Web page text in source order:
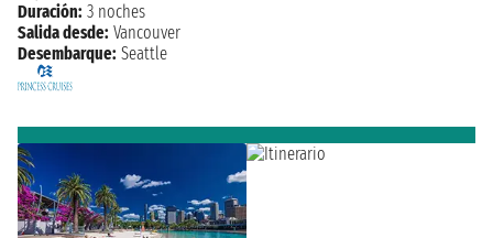
Duración: 3 noches
Salida desde: Vancouver
Desembarque: Seattle